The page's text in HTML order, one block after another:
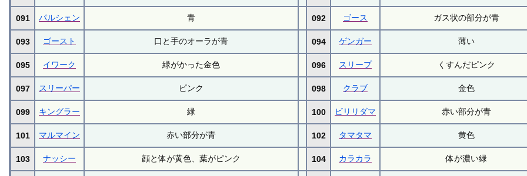
091 パルシェン 青 092 ゴース ガス状の部分が青
093 ゴースト 口と手のオーラが青 094 ゲンガー 薄い
095 イワーク 緑がかった金色 096 スリープ くすんだピンク
097 スリーパー ピンク 098 クラブ 金色
099 キングラー 緑 100 ビリリダマ 赤い部分が青
101 マルマイン 赤い部分が青 102 タマタマ 黄色
103 ナッシー 顔と体が黄色、葉がピンク 104 カラカラ 体が濃い緑